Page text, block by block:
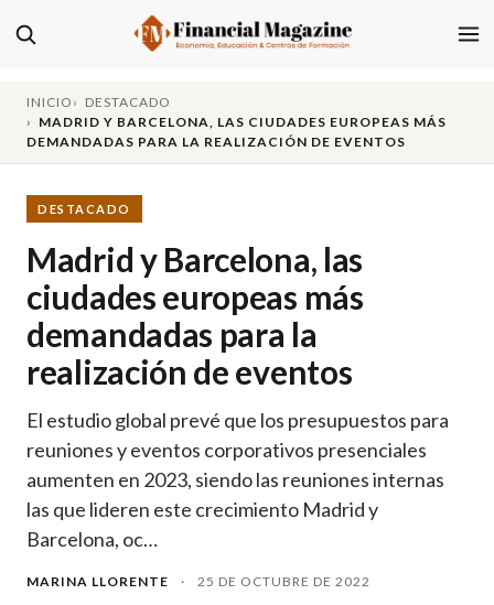
INICIO
DESTACADO
MADRID Y BARCELONA, LAS CIUDADES EUROPEAS MÁS
DEMANDADAS PARA LA REALIZACIÓN DE EVENTOS
DESTACADO
Madrid y Barcelona, las
ciudades europeas más
demandadas para la
realización de eventos
El estudio global prevé que los presupuestos para
reuniones y eventos corporativos presenciales
aumenten en 2023, siendo las reuniones internas
las que lideren este crecimiento Madrid y
Barcelona, oc…
MARINA LLORENTE · 25 DE OCTUBRE DE 2022